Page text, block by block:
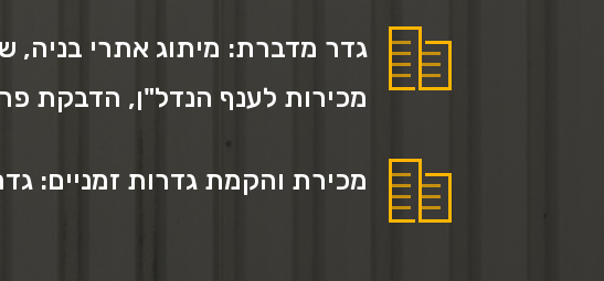
גדר מדברת: מיתוג אתרי בניה,
מכירות לענף הנדל"ן, הדבקת
מכירת והקמת גדרות זמניים: